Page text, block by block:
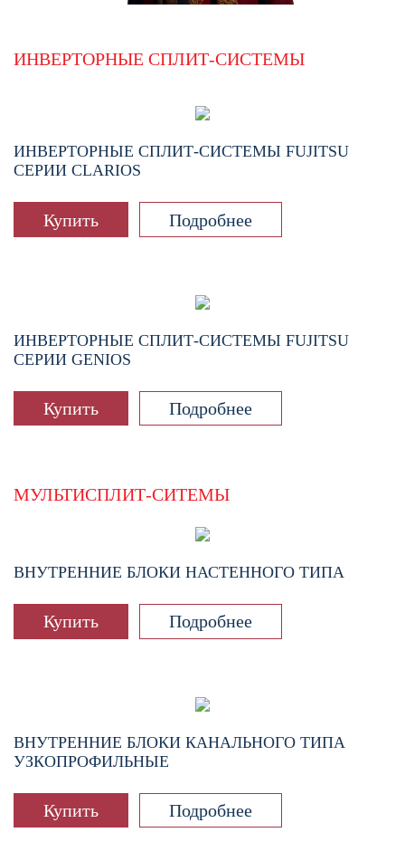
ИНВЕРТОРНЫЕ СПЛИТ-СИСТЕМЫ
ИНВЕРТОРНЫЕ СПЛИТ-СИСТЕМЫ FUJITSU
СЕРИИ CLARIOS
Купить Подробнее
ИНВЕРТОРНЫЕ СПЛИТ-СИСТЕМЫ FUJITSU
СЕРИИ GENIOS
Купить Подробнее
МУЛЬТИСПЛИТ-СИТЕМЫ
ВНУТРЕННИЕ БЛОКИ НАСТЕННОГО ТИПА
Купить Подробнее
ВНУТРЕННИЕ БЛОКИ КАНАЛЬНОГО ТИПА
УЗКОПРОФИЛЬНЫЕ
Купить Подробнее